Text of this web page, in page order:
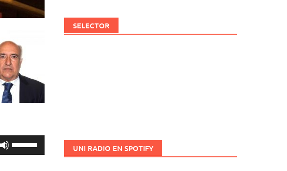
SELECTOR
UNI RADIO EN SPOTIFY